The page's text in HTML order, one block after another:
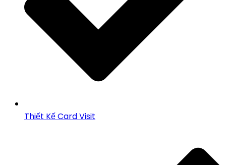
Thiết Kế Card Visit